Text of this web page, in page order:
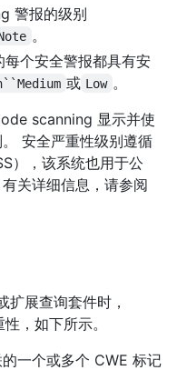
警报的级别
。
个安全警报都具有安
或 Low 。
scanning 显示并使
安全严重性级别遵循
），该系统也用于公
关详细信息，请参阅
展查询套件时，
，如下所示。
一个或多个 CWE 标记